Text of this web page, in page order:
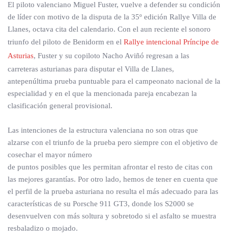
El piloto valenciano Miguel Fuster, vuelve a defender su condición
de líder con motivo de la disputa de la 35º edición Rallye Villa de
Llanes, octava cita del calendario. Con el aun reciente el sonoro
triunfo del piloto de Benidorm en el Rallye intencional Príncipe de
Asturias, Fuster y su copiloto Nacho Aviñó regresan a las
carreteras asturianas para disputar el Villa de Llanes,
antepenúltima prueba puntuable para el campeonato nacional de la
especialidad y en el que la mencionada pareja encabezan la
clasificación general provisional.
Las intenciones de la estructura valenciana no son otras que
alzarse con el triunfo de la prueba pero siempre con el objetivo de
cosechar el mayor número
de puntos posibles que les permitan afrontar el resto de citas con
las mejores garantías. Por otro lado, hemos de tener en cuenta que
el perfil de la prueba asturiana no resulta el más adecuado para las
características de su Porsche 911 GT3, donde los S2000 se
desenvuelven con más soltura y sobretodo si el asfalto se muestra
resbaladizo o mojado.